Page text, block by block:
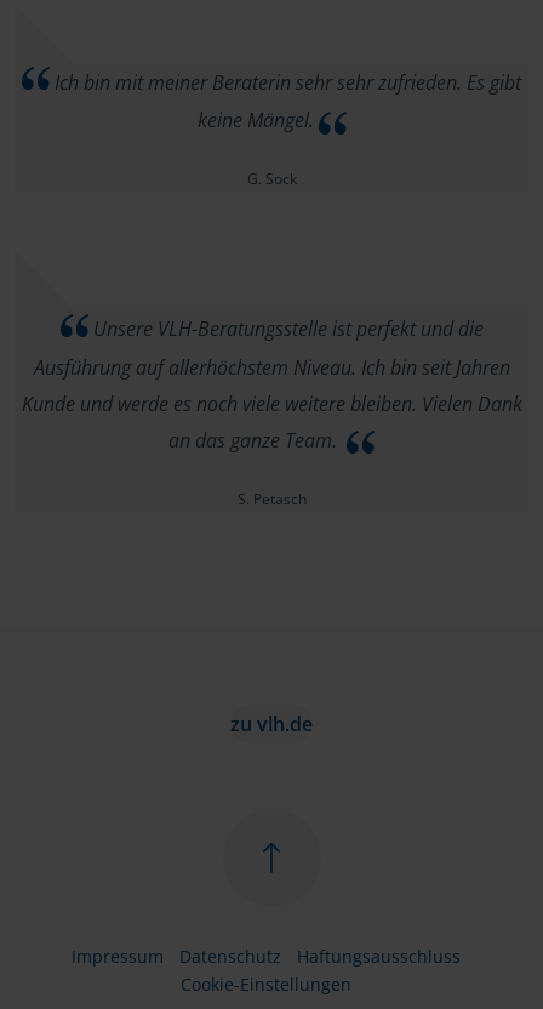
Ich bin mit meiner Beraterin sehr sehr zufrieden. Es gibt
keine Mängel.
G. Sock
Unsere VLH-Beratungsstelle ist perfekt und die
Ausführung auf allerhöchstem Niveau. Ich bin seit Jahren
Kunde und werde es noch viele weitere bleiben. Vielen Dank
an das ganze Team.
S. Petasch
zu vlh.de
Impressum Datenschutz
Haftungsausschluss
Cookie-Einstellungen